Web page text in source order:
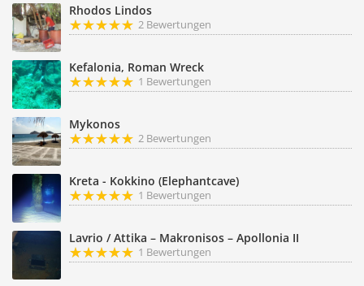
Rhodos Lindos
2 Bewertungen
Kefalonia, Roman Wreck
1 Bewertungen
Mykonos
2 Bewertungen
Kreta - Kokkino (Elephantcave)
1 Bewertungen
Lavrio / Attika – Makronisos – Apollonia II
1 Bewertungen